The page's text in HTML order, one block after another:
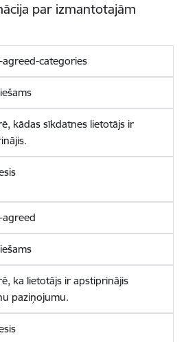
par izmantotajām
categories
kādas sīkdatnes lietotājs ir
ka lietotājs ir apstiprinājis
paziņojumu.